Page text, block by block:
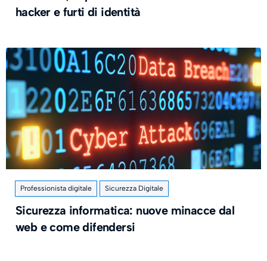
hacker e furti di identità
Professionista digitale Sicurezza Digitale
Sicurezza informatica: nuove minacce dal
web e come difendersi